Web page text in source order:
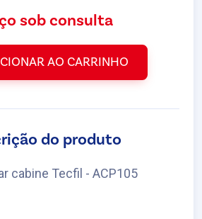
sob consulta
AO CARRINHO
do produto
cabine Tecfil - ACP105